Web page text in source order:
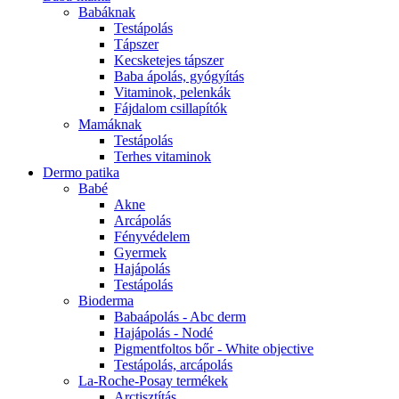
Babáknak
Testápolás
Tápszer
Kecsketejes tápszer
Baba ápolás, gyógyítás
Vitaminok, pelenkák
Fájdalom csillapítók
Mamáknak
Testápolás
Terhes vitaminok
Dermo patika
Babé
Akne
Arcápolás
Fényvédelem
Gyermek
Hajápolás
Testápolás
Bioderma
Babaápolás - Abc derm
Hajápolás - Nodé
Pigmentfoltos bőr - White objective
Testápolás, arcápolás
La-Roche-Posay termékek